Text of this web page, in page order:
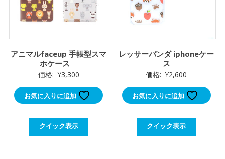
アニマルfaceup 手帳型スマ
ホケース
価格: ¥3,300
お気に入りに追加
クイック表示
レッサーパンダ iphoneケー
ス
価格: ¥2,600
お気に入りに追加
クイック表示